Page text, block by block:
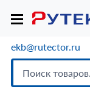
ekb@rutector.ru